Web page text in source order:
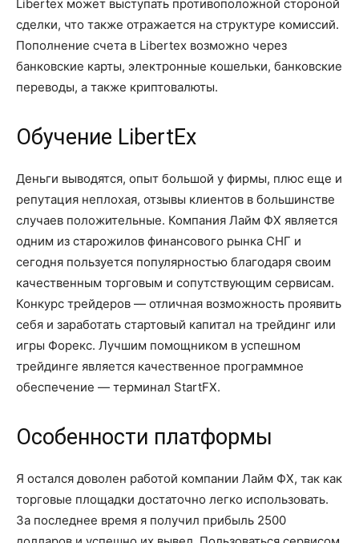
Libertex может выступать противоположной стороной
сделки, что также отражается на структуре комиссий.
Пополнение счета в Libertex возможно через
банковские карты, электронные кошельки, банковские
переводы, а также криптовалюты.
Обучение LibertEx
Деньги выводятся, опыт большой у фирмы, плюс еще и
репутация неплохая, отзывы клиентов в большинстве
случаев положительные. Компания Лайм ФХ является
одним из старожилов финансового рынка СНГ и
сегодня пользуется популярностью благодаря своим
качественным торговым и сопутствующим сервисам.
Конкурс трейдеров — отличная возможность проявить
себя и заработать стартовый капитал на трейдинг или
игры Форекс. Лучшим помощником в успешном
трейдинге является качественное программное
обеспечение — терминал StartFX.
Особенности платформы
Я остался доволен работой компании Лайм ФХ, так как
торговые площадки достаточно легко использовать.
За последнее время я получил прибыль 2500